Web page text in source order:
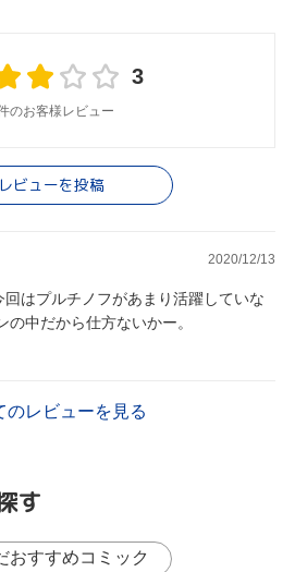
3
のお客様レビュー
レビューを投稿
2020/12/13
はプルチノフがあまり活躍していな
の中だから仕方ないかー。
のレビューを見る
す
おすすめコミック